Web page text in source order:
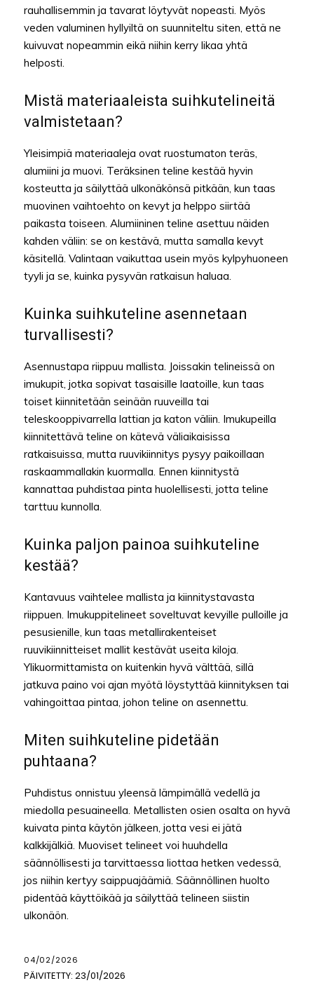
rauhallisemmin ja tavarat löytyvät nopeasti. Myös
veden valuminen hyllyiltä on suunniteltu siten, että ne
kuivuvat nopeammin eikä niihin kerry likaa yhtä
helposti.
Mistä materiaaleista suihkutelineitä
valmistetaan?
Yleisimpiä materiaaleja ovat ruostumaton teräs,
alumiini ja muovi. Teräksinen teline kestää hyvin
kosteutta ja säilyttää ulkonäkönsä pitkään, kun taas
muovinen vaihtoehto on kevyt ja helppo siirtää
paikasta toiseen. Alumiininen teline asettuu näiden
kahden väliin: se on kestävä, mutta samalla kevyt
käsitellä. Valintaan vaikuttaa usein myös kylpyhuoneen
tyyli ja se, kuinka pysyvän ratkaisun haluaa.
Kuinka suihkuteline asennetaan
turvallisesti?
Asennustapa riippuu mallista. Joissakin telineissä on
imukupit, jotka sopivat tasaisille laatoille, kun taas
toiset kiinnitetään seinään ruuveilla tai
teleskooppivarrella lattian ja katon väliin. Imukupeilla
kiinnitettävä teline on kätevä väliaikaisissa
ratkaisuissa, mutta ruuvikiinnitys pysyy paikoillaan
raskaammallakin kuormalla. Ennen kiinnitystä
kannattaa puhdistaa pinta huolellisesti, jotta teline
tarttuu kunnolla.
Kuinka paljon painoa suihkuteline
kestää?
Kantavuus vaihtelee mallista ja kiinnitystavasta
riippuen. Imukuppitelineet soveltuvat kevyille pulloille ja
pesusienille, kun taas metallirakenteiset
ruuvikiinnitteiset mallit kestävät useita kiloja.
Ylikuormittamista on kuitenkin hyvä välttää, sillä
jatkuva paino voi ajan myötä löystyttää kiinnityksen tai
vahingoittaa pintaa, johon teline on asennettu.
Miten suihkuteline pidetään
puhtaana?
Puhdistus onnistuu yleensä lämpimällä vedellä ja
miedolla pesuaineella. Metallisten osien osalta on hyvä
kuivata pinta käytön jälkeen, jotta vesi ei jätä
kalkkijälkiä. Muoviset telineet voi huuhdella
säännöllisesti ja tarvittaessa liottaa hetken vedessä,
jos niihin kertyy saippuajäämiä. Säännöllinen huolto
pidentää käyttöikää ja säilyttää telineen siistin
ulkonäön.
04/02/2026
PÄIVITETTY: 23/01/2026